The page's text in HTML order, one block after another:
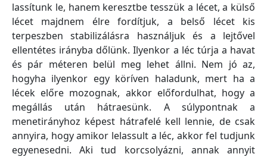
lassítunk le, hanem keresztbe tesszük a lécet, a külső
lécet majdnem élre fordítjuk, a belső lécet kis
terpeszben stabilizálásra használjuk és a lejtővel
ellentétes irányba dőlünk. Ilyenkor a léc túrja a havat
és pár méteren belül meg lehet állni. Nem jó az,
hogyha ilyenkor egy köríven haladunk, mert ha a
lécek előre mozognak, akkor előfordulhat, hogy a
megállás után hátraesünk. A súlypontnak a
menetirányhoz képest hátrafelé kell lennie, de csak
annyira, hogy amikor lelassult a léc, akkor fel tudjunk
egyenesedni. Aki tud korcsolyázni, annak annyit